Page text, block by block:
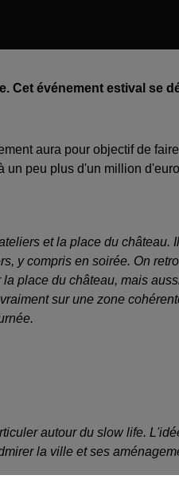
Cet événement estival se
aura pour objectif de
un peu plus d'un million
et la place du château.
y compris en soirée. On
place du château, mais
sur une zone
autour du slow life.
la ville et ses